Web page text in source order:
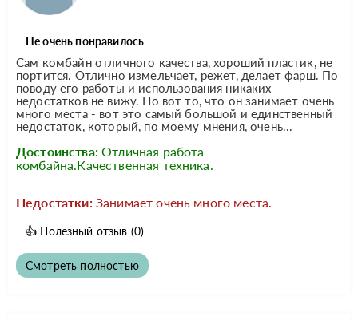
Не очень понравилось
Сам комбайн отличного качества, хороший пластик, не
портится. Отлично измельчает, режет, делает фарш. По
поводу его работы и использования никаких
недостатков не вижу. Но вот то, что он занимает очень
много места - вот это самый большой и единственный
недостаток, который, по моему мнения, очень...
Достоинства: Отличная работа
комбайна.Качественная техника.
Недостатки: Занимает очень много места.
👍 Полезный отзыв (0)
Смотреть полностью